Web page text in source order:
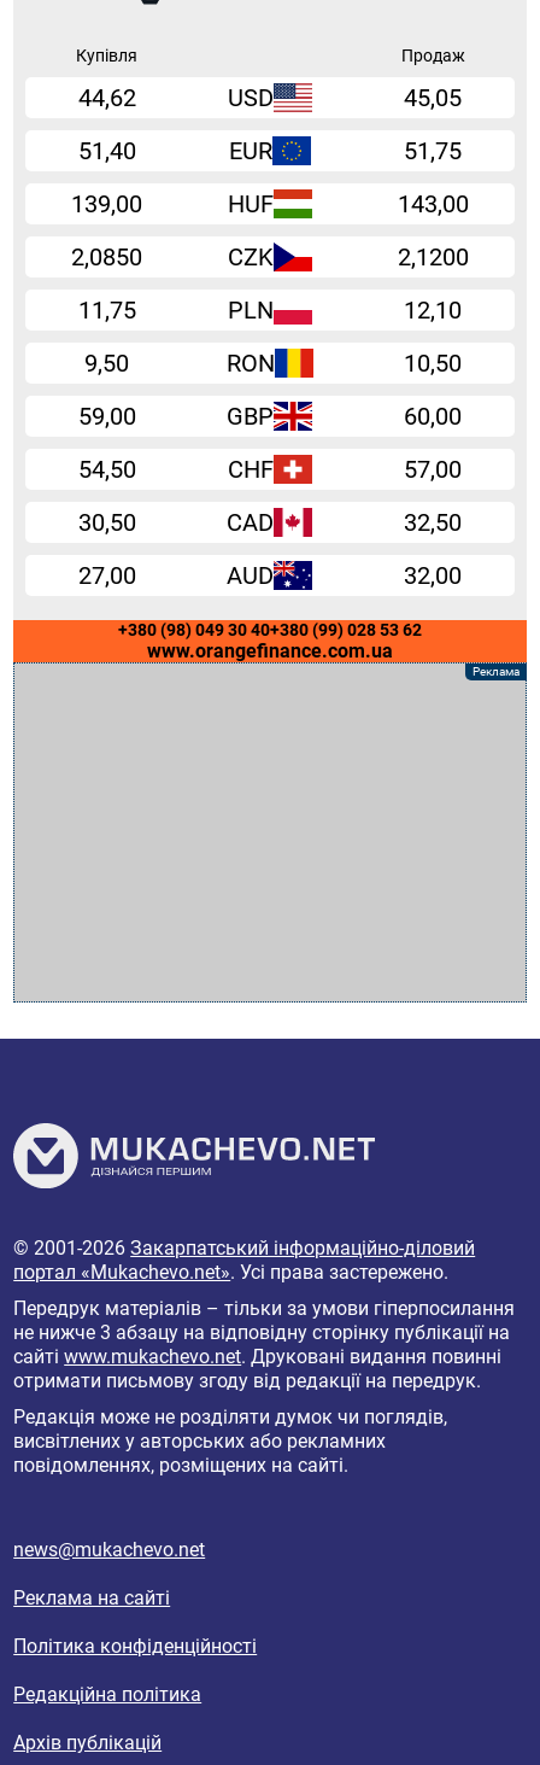
Купівля Продаж
44,62 USD
45,05
51,40
EUR
51,75
139,00
HUF
143,00
2,0850
CZK
2,1200
11,75
PLN
12,10
9,50
RON
10,50
59,00
GBP
60,00
54,50
CHF
57,00
30,50
CAD
32,50
27,00
AUD 32,00
+380 (98) 049 30 40+380 (99) 028 53 62
www.orangefinance.com.ua
© 2001-2026Закарпатський інформаційно-діловий
портал «Mukachevo.net». Усі права застережено.
Передрук матеріалів – тільки за умови гіперпосилання
не нижче 3 абзацу на відповідну сторінку публікації на
сайтіwww.mukachevo.net. Друковані видання повинні
отримати письмову згоду від редакції на передрук.
Редакція може не розділяти думок чи поглядів,
висвітлених у авторських або рекламних
повідомленнях, розміщених на сайті.
news@mukachevo.net
Реклама на сайті
Політика конфіденційності
Редакційна політика
Архів публікацій